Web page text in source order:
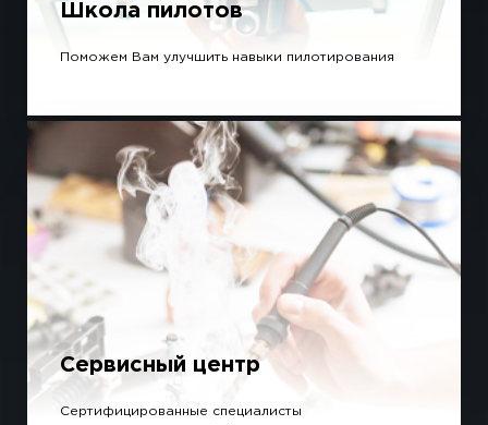
Школа пилотов
Поможем Вам улучшить навыки пилотирования
Сервисный центр
Сертифицированные специалисты